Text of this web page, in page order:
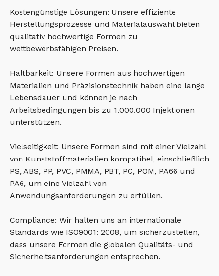
Kostengünstige Lösungen: Unsere effiziente
Herstellungsprozesse und Materialauswahl bieten
qualitativ hochwertige Formen zu
wettbewerbsfähigen Preisen.
Haltbarkeit: Unsere Formen aus hochwertigen
Materialien und Präzisionstechnik haben eine lange
Lebensdauer und können je nach
Arbeitsbedingungen bis zu 1.000.000 Injektionen
unterstützen.
Vielseitigkeit: Unsere Formen sind mit einer Vielzahl
von Kunststoffmaterialien kompatibel, einschließlich
PS, ABS, PP, PVC, PMMA, PBT, PC, POM, PA66 und
PA6, um eine Vielzahl von
Anwendungsanforderungen zu erfüllen.
Compliance: Wir halten uns an internationale
Standards wie ISO9001: 2008, um sicherzustellen,
dass unsere Formen die globalen Qualitäts- und
Sicherheitsanforderungen entsprechen.